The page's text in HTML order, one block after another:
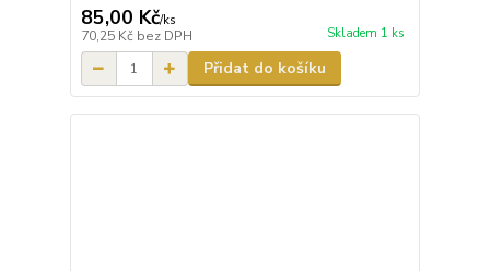
85,00 Kč/ks
70,25 Kč bez DPH Skladem 1 ks
Přidat do košíku